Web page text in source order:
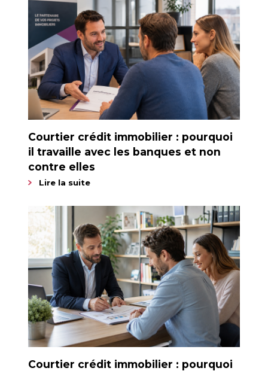
Courtier crédit immobilier : pourquoi
il travaille avec les banques et non
contre elles
Lire la suite
Courtier crédit immobilier : pourquoi